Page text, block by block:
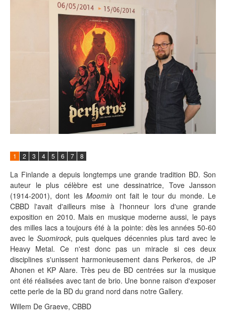
1 2 3 4 5 6 7 8
La Finlande a depuis longtemps une grande tradition BD. Son
auteur le plus célèbre est une dessinatrice, Tove Jansson
(1914-2001), dont les Moominont fait le tour du monde. Le
CBBD l'avait d'ailleurs mise à l'honneur lors d'une grande
exposition en 2010. Mais en musique moderne aussi, le pays
des milles lacs a toujours été à la pointe: dès les années 50-60
avec leSuomirock, puis quelques décennies plus tard avec le
Heavy Metal. Ce n'est donc pas un miracle si ces deux
disciplines s'unissent harmonieusement dans Perkeros, de JP
Ahonen et KP Alare. Très peu de BD centrées sur la musique
ont été réalisées avec tant de brio. Une bonne raison d'exposer
cette perle de la BD du grand nord dans notre Gallery.
Willem De Graeve, CBBD